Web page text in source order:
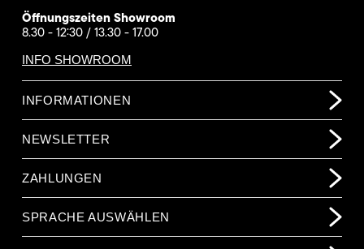
Öffnungszeiten Showroom
8.30 - 12:30 / 13.30 - 17.00
INFO SHOWROOM
INFORMATIONEN
NEWSLETTER
ZAHLUNGEN
SPRACHE AUSWÄHLEN